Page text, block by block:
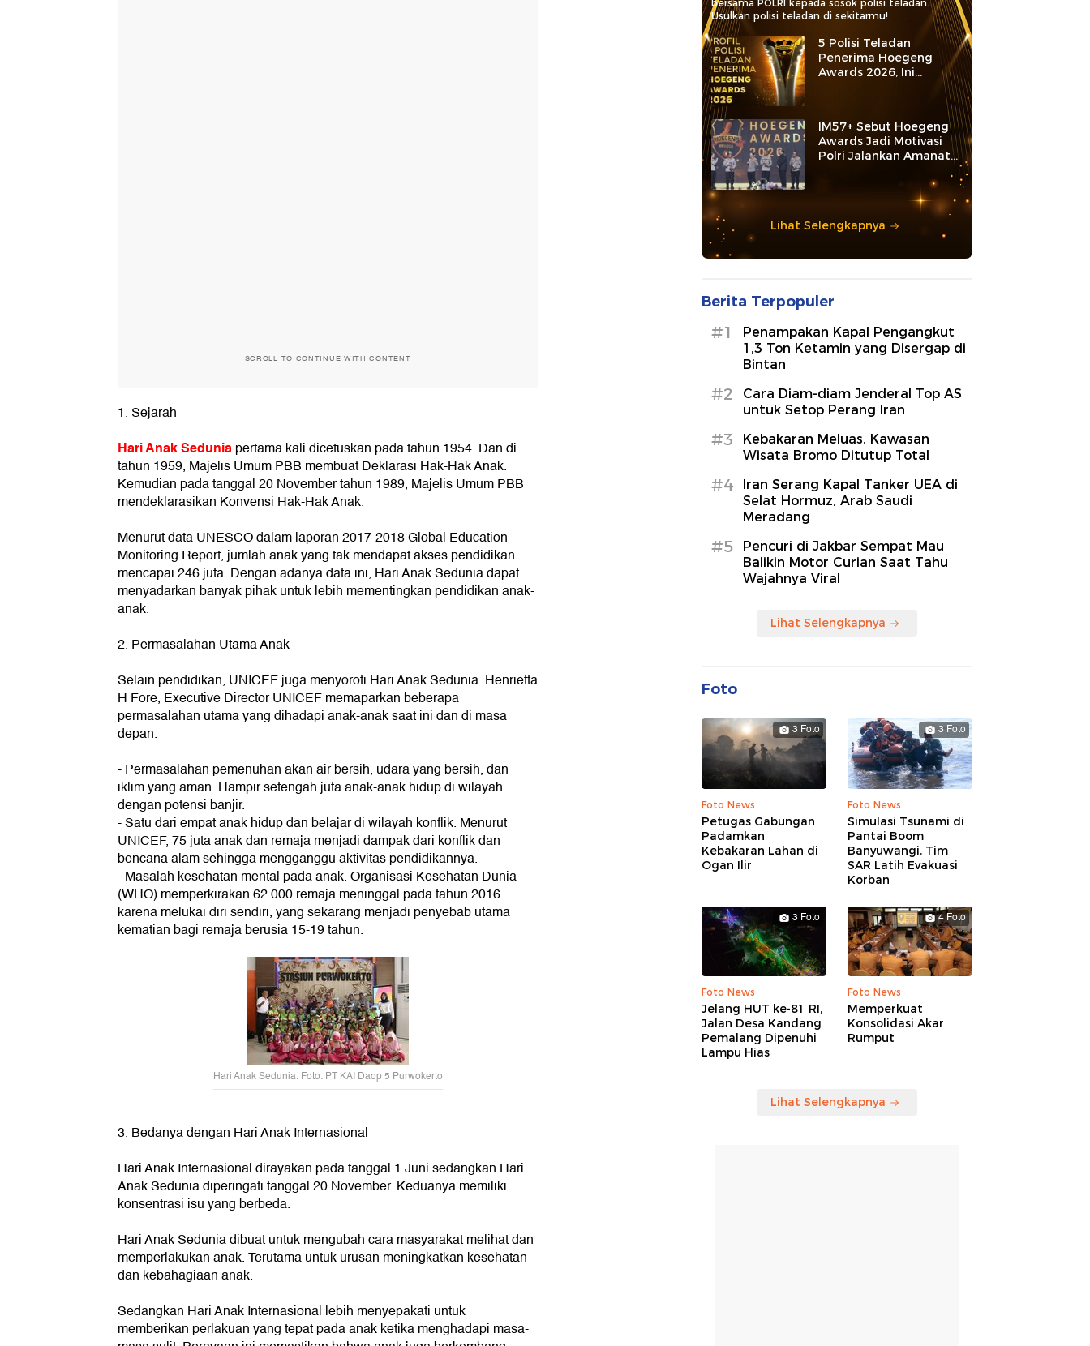
SCROLL TO CONTINUE WITH CONTENT
1. Sejarah
Hari Anak Seduniapertama kali dicetuskan pada tahun 1954. Dan di
tahun 1959, Majelis Umum PBB membuat Deklarasi Hak-Hak Anak.
Kemudian pada tanggal 20 November tahun 1989, Majelis Umum PBB
mendeklarasikan Konvensi Hak-Hak Anak.
Menurut data UNESCO dalam laporan 2017-2018 Global Education
Monitoring Report, jumlah anak yang tak mendapat akses pendidikan
mencapai 246 juta. Dengan adanya data ini, Hari Anak Sedunia dapat
menyadarkan banyak pihak untuk lebih mementingkan pendidikan anak-
anak.
2. Permasalahan Utama Anak
Selain pendidikan, UNICEF juga menyoroti Hari Anak Sedunia. Henrietta
H Fore, Executive Director UNICEF memaparkan beberapa
permasalahan utama yang dihadapi anak-anak saat ini dan di masa
depan.
- Permasalahan pemenuhan akan air bersih, udara yang bersih, dan
iklim yang aman. Hampir setengah juta anak-anak hidup di wilayah
dengan potensi banjir.
- Satu dari empat anak hidup dan belajar di wilayah konflik. Menurut
UNICEF, 75 juta anak dan remaja menjadi dampak dari konflik dan
bencana alam sehingga mengganggu aktivitas pendidikannya.
- Masalah kesehatan mental pada anak. Organisasi Kesehatan Dunia
(WHO) memperkirakan 62.000 remaja meninggal pada tahun 2016
karena melukai diri sendiri, yang sekarang menjadi penyebab utama
kematian bagi remaja berusia 15-19 tahun.
Hari Anak Sedunia. Foto: PT KAI Daop 5 Purwokerto
3. Bedanya dengan Hari Anak Internasional
Hari Anak Internasional dirayakan pada tanggal 1 Juni sedangkan Hari
Anak Sedunia diperingati tanggal 20 November. Keduanya memiliki
konsentrasi isu yang berbeda.
Hari Anak Sedunia dibuat untuk mengubah cara masyarakat melihat dan
memperlakukan anak. Terutama untuk urusan meningkatkan kesehatan
dan kebahagiaan anak.
Sedangkan Hari Anak Internasional lebih menyepakati untuk
memberikan perlakuan yang tepat pada anak ketika menghadapi masa-
bersama POLRI kepada sosok polisi teladan.
Usulkan polisi teladan di sekitarmu!
5 Polisi Teladan
Penerima Hoegeng
Awards 2026, Ini
Kategori dan Kiprahnya
IM57+ Sebut Hoegeng
Awards Jadi Motivasi
Polri Jalankan Amanat
Lihat Selengkapnya
Berita Terpopuler
#1
Penampakan Kapal Pengangkut
1,3 Ton Ketamin yang Disergap di
Bintan
#2
Cara Diam-diam Jenderal Top AS
untuk Setop Perang Iran
#3
Kebakaran Meluas, Kawasan
Wisata Bromo Ditutup Total
#4
Iran Serang Kapal Tanker UEA di
Selat Hormuz, Arab Saudi
Meradang
#5
Pencuri di Jakbar Sempat Mau
Balikin Motor Curian Saat Tahu
Wajahnya Viral
Lihat Selengkapnya
Foto
3 Foto
Foto News
Petugas Gabungan
Padamkan
Kebakaran Lahan di
Ogan Ilir
3 Foto
Foto News
Simulasi Tsunami di
Pantai Boom
Banyuwangi, Tim
SAR Latih Evakuasi
Korban
3 Foto
Foto News
Jelang HUT ke-81 RI,
Jalan Desa Kandang
Pemalang Dipenuhi
Lampu Hias
4 Foto
Foto News
Memperkuat
Konsolidasi Akar
Rumput
Lihat Selengkapnya